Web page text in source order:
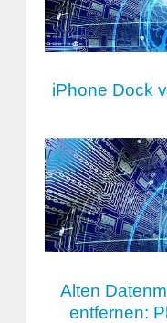
iPhone Dock
Alten
entfernen: